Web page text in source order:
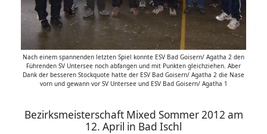
Nach einem spannenden letzten Spiel konnte ESV Bad Goisern/ Agatha 2 den
Führenden SV Untersee noch abfangen und mit Punkten gleichziehen. Aber
Dank der besseren Stockquote hatte der ESV Bad Goisern/ Agatha 2 die Nase
vorn und gewann vor SV Untersee und ESV Bad Goisern/ Agatha 1
Bezirksmeisterschaft Mixed Sommer 2012 am
12. April in Bad Ischl